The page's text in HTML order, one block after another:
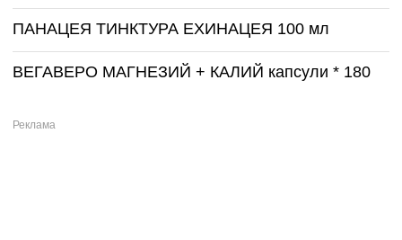
ПАНАЦЕЯ ТИНКТУРА ЕХИНАЦЕЯ 100 мл
ВЕГАВЕРО МАГНЕЗИЙ + КАЛИЙ капсули * 180